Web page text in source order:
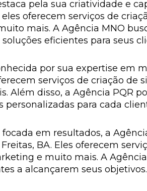
pela sua criatividade e
oferecem serviços de
mais. A Agência MNO
eficientes para seus
por sua expertise em
serviços de criação de
Além disso, a Agência PQR
para cada
em resultados, a
BA. Eles oferecem
e muito mais. A
a alcançarem seus objetivos.